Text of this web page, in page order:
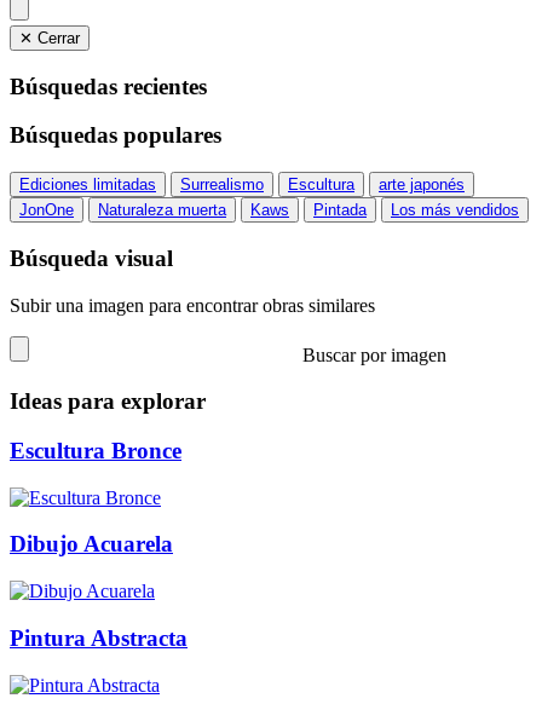
✕ Cerrar
Búsquedas recientes
Búsquedas populares
Ediciones limitadas Surrealismo Escultura
arte japonés
JonOne
Naturaleza muerta Kaws Pintada Los más vendidos
Búsqueda visual
Subir una imagen para encontrar obras similares
Buscar por imagen
Ideas para explorar
Escultura Bronce
Dibujo Acuarela
Pintura Abstracta